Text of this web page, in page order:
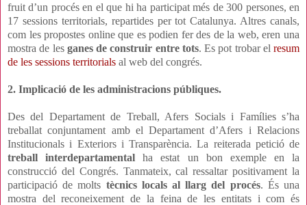
fruit d’un procés en el que hi ha participat més de 300 persones, en
17 sessions territorials, repartides per tot Catalunya. Altres canals,
com les propostes online que es podien fer des de la web, eren una
mostra de les ganes de construir entre tots. Es pot trobar el resum
de les sessions territorials al web del congrés.
2. Implicació de les administracions públiques.
Des del Departament de Treball, Afers Socials i Famílies s’ha
treballat conjuntament amb el Departament d’Afers i Relacions
Institucionals i Exteriors i Transparència. La reiterada petició de
treball interdepartamentalha estat un bon exemple en la
construcció del Congrés. Tanmateix, cal ressaltar positivament la
participació de molts tècnics locals al llarg del procés. És una
mostra del reconeixement de la feina de les entitats i com és